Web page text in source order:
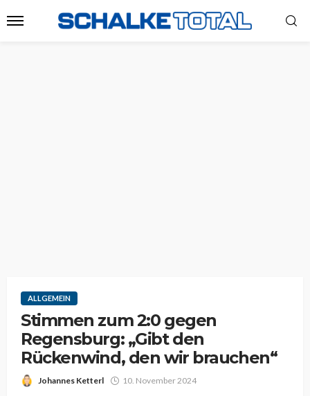
ALLGEMEIN
Stimmen zum 2:0 gegen
Regensburg: „Gibt den
Rückenwind, den wir brauchen“
Johannes Ketterl 10. November 2024